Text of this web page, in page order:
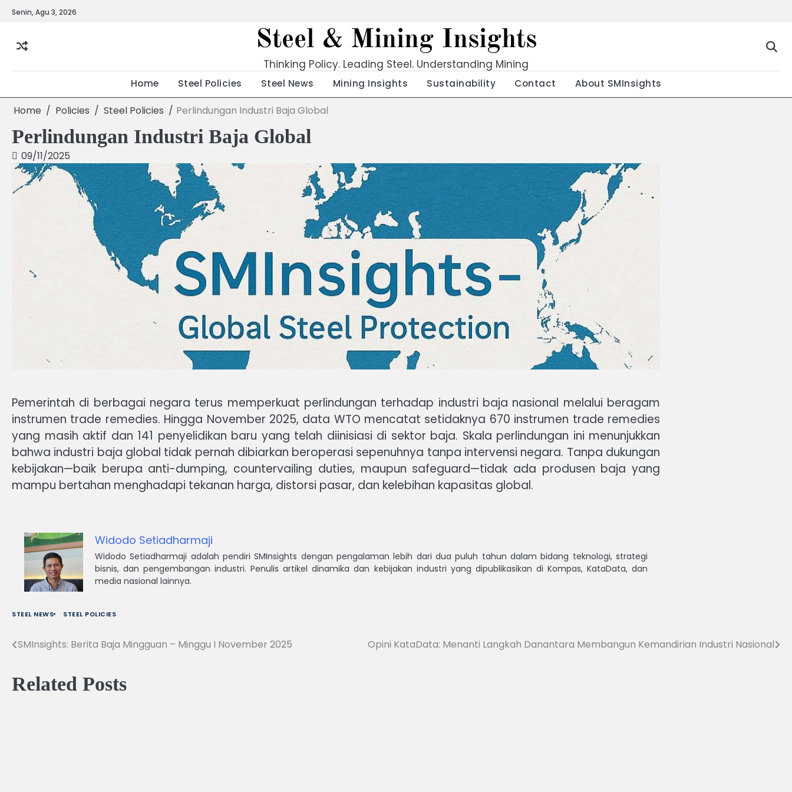
SkipSenin, Agu 3, 2026
Steel & Mining Insights
Thinking Policy. Leading Steel. Understanding Mining
Home Steel Policies Steel News Mining Insights Sustainability Contact About SMInsights
Home Policies Steel Policies Perlindungan Industri Baja Global
Perlindungan Industri Baja Global
09/11/2025
Pemerintah di berbagai negara terus memperkuat perlindungan terhadap industri baja nasional melalui beragam
instrumen trade remedies. Hingga November 2025, data WTO mencatat setidaknya 670 instrumen trade remedies
yang masih aktif dan 141 penyelidikan baru yang telah diinisiasi di sektor baja. Skala perlindungan ini menunjukkan
bahwa industri baja global tidak pernah dibiarkan beroperasi sepenuhnya tanpa intervensi negara. Tanpa dukungan
kebijakan—baik berupa anti-dumping, countervailing duties, maupun safeguard—tidak ada produsen baja yang
mampu bertahan menghadapi tekanan harga, distorsi pasar, dan kelebihan kapasitas global.
Widodo Setiadharmaji
Widodo Setiadharmaji adalah pendiri SMInsights dengan pengalaman lebih dari dua puluh tahun dalam bidang teknologi, strategi
bisnis, dan pengembangan industri. Penulis artikel dinamika dan kebijakan industri yang dipublikasikan di Kompas, KataData, dan
media nasional lainnya.
STEEL NEWS STEEL POLICIES
Navigasi
SMInsights: Berita Baja Mingguan – Minggu I November 2025 Opini KataData: Menanti Langkah Danantara Membangun Kemandirian Industri Nasional
Related Posts